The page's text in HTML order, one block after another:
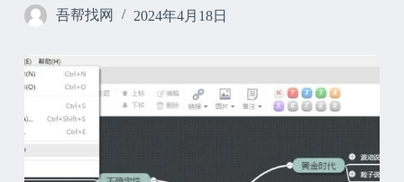
吾帮找网
2024年4月18日